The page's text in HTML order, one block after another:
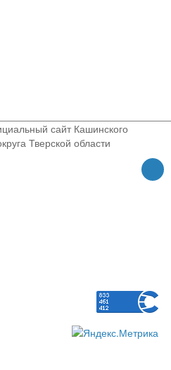
сайт Кашинского
Тверской области